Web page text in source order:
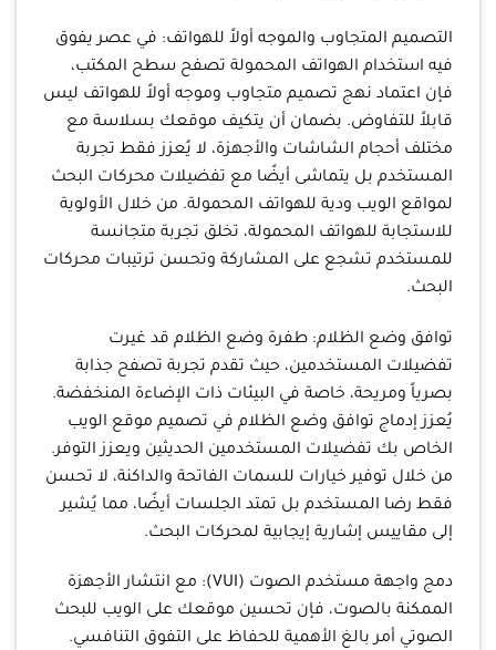
التصميم المتجاوب والموجه أولاً للهواتف: في عصر يفوق
فيه استخدام الهواتف المحمولة تصفح سطح المكتب،
فإن اعتماد نهج تصميم متجاوب وموجه أولاً للهواتف ليس
قابلاً للتفاوض. بضمان أن يتكيف موقعك بسلاسة مع
مختلف أحجام الشاشات والأجهزة، لا يُعزز فقط تجربة
المستخدم بل يتماشى أيضًا مع تفضيلات محركات البحث
لمواقع الويب ودية للهواتف المحمولة. من خلال الأولوية
للاستجابة للهواتف المحمولة، تخلق تجربة متجانسة
للمستخدم تشجع على المشاركة وتحسن ترتيبات محركات
البحث.
توافق وضع الظلام: طفرة وضع الظلام قد غيرت
تفضيلات المستخدمين، حيث تقدم تجربة تصفح جذابة
بصرياً ومريحة، خاصة في البيئات ذات الإضاءة المنخفضة.
يُعزز إدماج توافق وضع الظلام في تصميم موقع الويب
الخاص بك تفضيلات المستخدمين الحديثين ويعزز التوفر.
من خلال توفير خيارات للسمات الفاتحة والداكنة، لا تحسن
فقط رضا المستخدم بل تمتد الجلسات أيضًا، مما يُشير
إلى مقاييس إشارية إيجابية لمحركات البحث.
دمج واجهة مستخدم الصوت (VUI): مع انتشار الأجهزة
الممكنة بالصوت، فإن تحسين موقعك على الويب للبحث
الصوتي أمر بالغ الأهمية للحفاظ على التفوق التنافسي.